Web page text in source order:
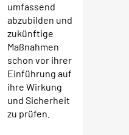
umfassend
abzubilden und
zukünftige
Maßnahmen
schon vor ihrer
Einführung auf
ihre Wirkung
und Sicherheit
zu prüfen.